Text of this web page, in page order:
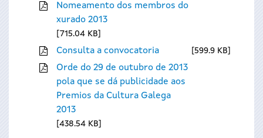
Nomeamento dos membros do
xurado 2013
715.04 KB
Consulta a convocatoria 599.9 KB
Orde do 29 de outubro de 2013
pola que se dá publicidade aos
Premios da Cultura Galega
2013
438.54 KB